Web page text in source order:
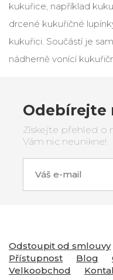
kukuřice, například
drcené kukuřičné
kukuřici. Součástí je
nádherně vonící
Odebírejte
Získejte přehled o
Vám nic neunikne!
Odstoupit od smlouvy
Přístupnost
Blog
Velkoobchod